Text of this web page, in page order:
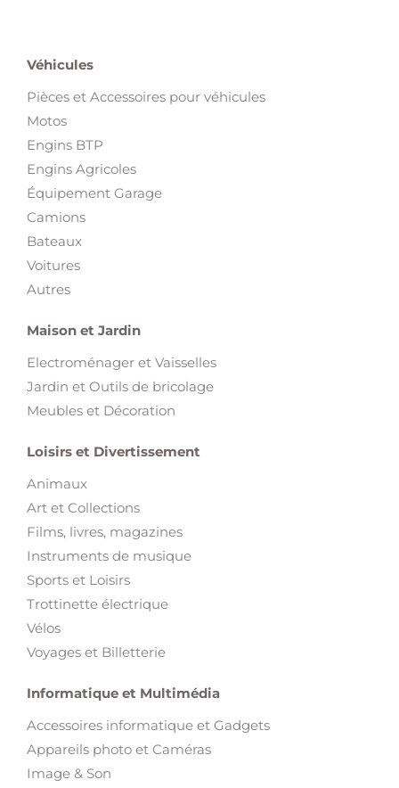
Véhicules
Pièces et Accessoires pour véhicules
Motos
Engins BTP
Engins Agricoles
Équipement Garage
Camions
Bateaux
Voitures
Autres
Maison et Jardin
Electroménager et Vaisselles
Jardin et Outils de bricolage
Meubles et Décoration
Loisirs et Divertissement
Animaux
Art et Collections
Films, livres, magazines
Instruments de musique
Sports et Loisirs
Trottinette électrique
Vélos
Voyages et Billetterie
Informatique et Multimédia
Accessoires informatique et Gadgets
Appareils photo et Caméras
Image & Son